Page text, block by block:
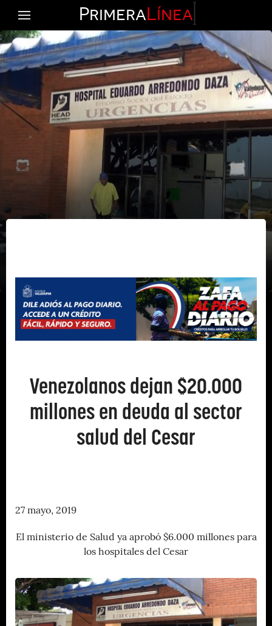
PrimeraLínea
Venezolanos dejan $20.000
millones en deuda al sector
salud del Cesar
27 mayo, 2019
El ministerio de Salud ya aprobó $6.000 millones para
los hospitales del Cesar